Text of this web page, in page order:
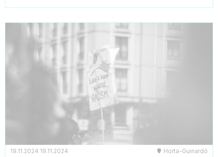
19.11.2024 19.11.2024 Horta-Guinardó